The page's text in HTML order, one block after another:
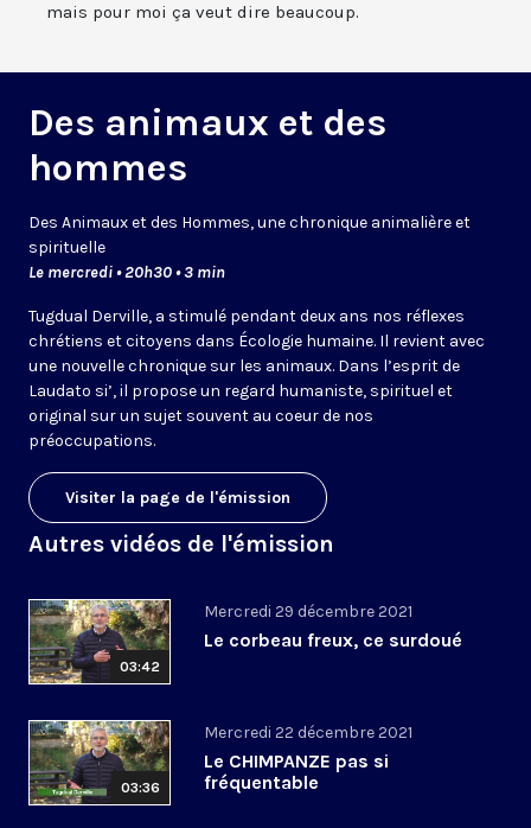
mais pour moi ça veut dire beaucoup.
Des animaux et des
hommes
Des Animaux et des Hommes, une chronique animalière et
spirituelle
Le mercredi • 20h30 • 3 min
Tugdual Derville, a stimulé pendant deux ans nos réflexes
chrétiens et citoyens dans Écologie humaine. Il revient avec
une nouvelle chronique sur les animaux. Dans l’esprit de
Laudato si’, il propose un regard humaniste, spirituel et
original sur un sujet souvent au coeur de nos
préoccupations.
Visiter la page de l'émission
Autres vidéos de l'émission
03:42
Mercredi 29 décembre 2021
Le corbeau freux, ce surdoué
03:36
Mercredi 22 décembre 2021
Le CHIMPANZE pas si
fréquentable